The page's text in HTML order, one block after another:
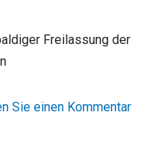
Sie einen Kommentar